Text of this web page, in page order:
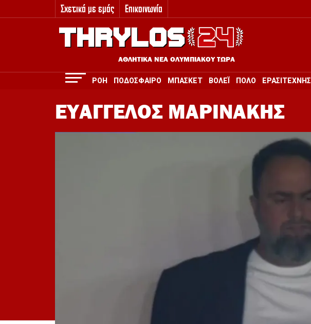
Σχετικά με εμάς Επικοινωνία
ΑΘΛΗΤΙΚΑ ΝΕΑ ΟΛΥΜΠΙΑΚΟΥ ΤΩΡΑ
ΡΟΗ ΠΟΔΟΣΦΑΙΡΟ ΜΠΑΣΚΕΤ ΒΟΛΕΪ ΠΟΛΟ ΕΡΑΣΙΤΕΧΝΗΣ
ΕΥΑΓΓΕΛΟΣ ΜΑΡΙΝΑΚΗΣ